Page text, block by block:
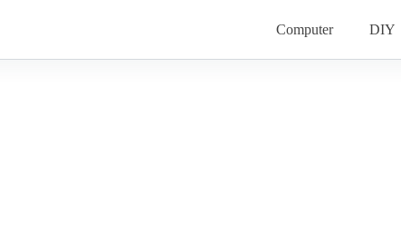
Computer DIY